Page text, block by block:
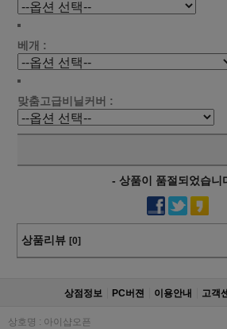
베개 :
맞춤고급비닐커버 :
- 상품이 품절되었습니
상품리뷰 [0]
상점정보 PC버젼 이용안내 고객
상호명 : 아이샵오픈